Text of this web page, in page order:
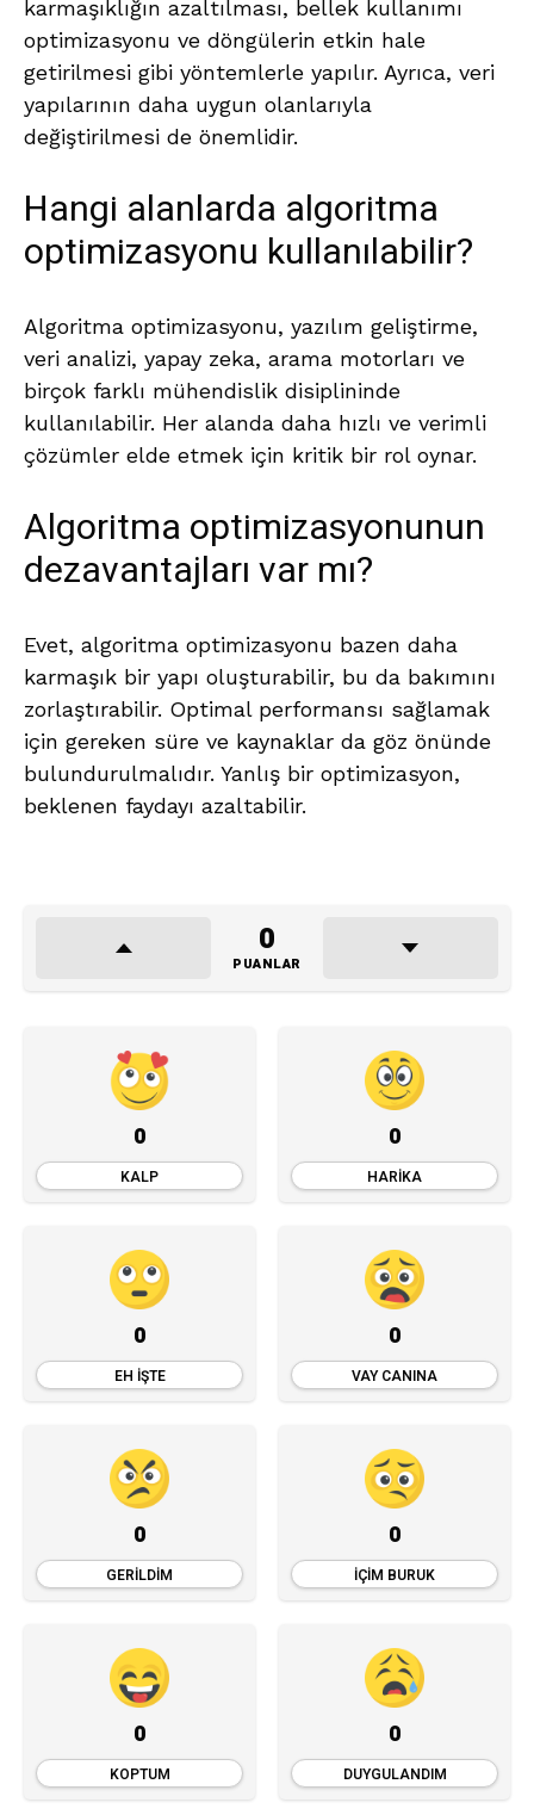
karmaşıklığın azaltılması, bellek kullanımı
optimizasyonu ve döngülerin etkin hale
getirilmesi gibi yöntemlerle yapılır. Ayrıca, veri
yapılarının daha uygun olanlarıyla
değiştirilmesi de önemlidir.
Hangi alanlarda algoritma
optimizasyonu kullanılabilir?
Algoritma optimizasyonu, yazılım geliştirme,
veri analizi, yapay zeka, arama motorları ve
birçok farklı mühendislik disiplininde
kullanılabilir. Her alanda daha hızlı ve verimli
çözümler elde etmek için kritik bir rol oynar.
Algoritma optimizasyonunun
dezavantajları var mı?
Evet, algoritma optimizasyonu bazen daha
karmaşık bir yapı oluşturabilir, bu da bakımını
zorlaştırabilir. Optimal performansı sağlamak
için gereken süre ve kaynaklar da göz önünde
bulundurulmalıdır. Yanlış bir optimizasyon,
beklenen faydayı azaltabilir.
0
PUANLAR
0
KALP
0
HARIKA
0
EH İŞTE
0
VAY CANINA
0
GERILDIM
0
İÇIM BURUK
0
KOPTUM
0
DUYGULANDIM